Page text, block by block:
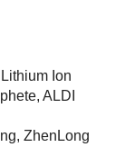
Ion
ALDI
ZhenLong